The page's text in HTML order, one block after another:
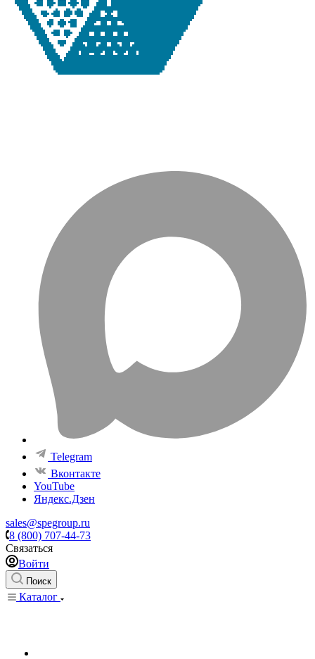
Telegram
Вконтакте
YouTube
Яндекс.Дзен
sales@spegroup.ru
8 (800) 707-44-73
Связаться
Войти
Поиск
Каталог